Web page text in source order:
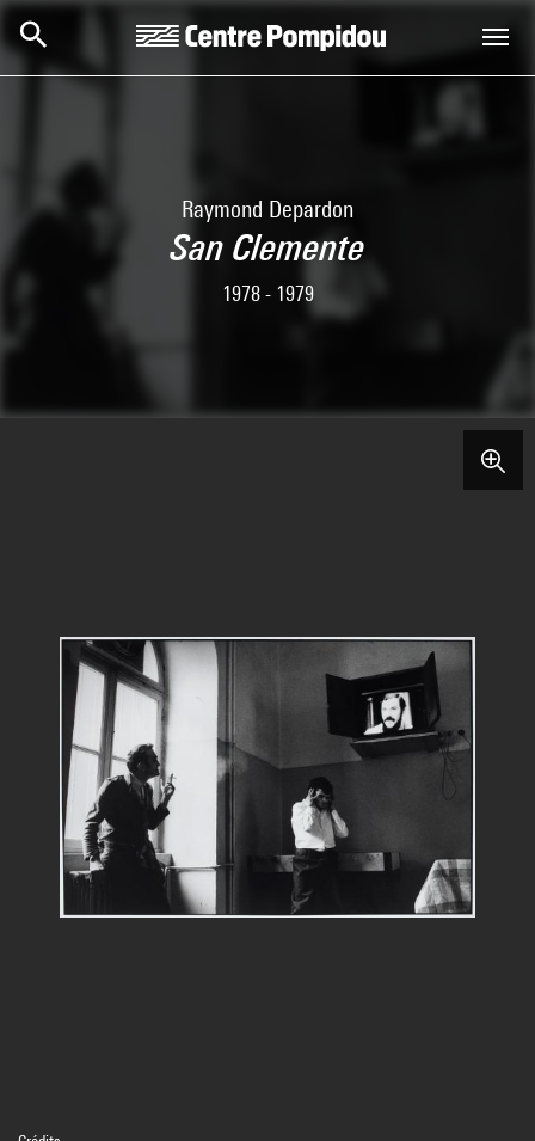
Aller au contenu principal
Raymond Depardon
San Clemente
1978 - 1979